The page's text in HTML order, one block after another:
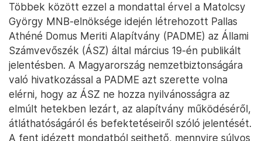
Többek között ezzel a mondattal érvel a Matolcsy
György MNB-elnöksége idején létrehozott Pallas
Athéné Domus Meriti Alapítvány (PADME) az Állami
Számvevőszék (ÁSZ) által március 19-én publikált
jelentésben. A Magyarország nemzetbiztonságára
való hivatkozással a PADME azt szerette volna
elérni, hogy az ÁSZ ne hozza nyilvánosságra az
elmúlt hetekben lezárt, az alapítvány működéséről,
átláthatóságáról és befektetéseiről szóló jelentését.
A fent idézett mondatból sejthető, mennyire súlyos